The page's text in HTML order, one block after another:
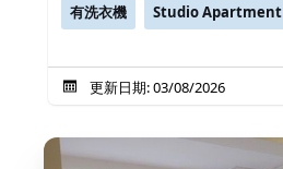
有洗衣機 Studio Apartment
更新日期: 03/08/2026